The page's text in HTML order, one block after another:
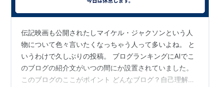
伝記映画も公開されたしマイケル・ジャクソンという人
物について色々言いたくなっちゃう人って多いよね。 と
いうわけで久しぶりの投稿。 ブログランキングにAIでこ
のブログの紹介文がいつの間にか設置されていました。
このブログのここがポイント どんなブログ？自己理解と